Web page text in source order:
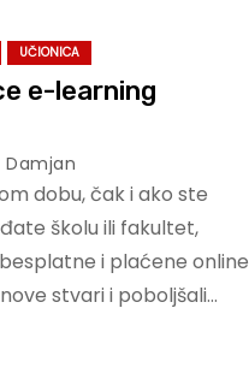
UČIONICA
e-learning
Damjan
dobu, čak i ako ste
školu ili fakultet,
i plaćene online
stvari i poboljšali…